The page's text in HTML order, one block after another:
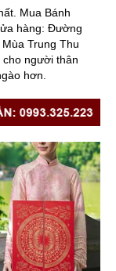
Mua Bánh
hàng: Đường
Trung Thu
cho người thân
hơn.